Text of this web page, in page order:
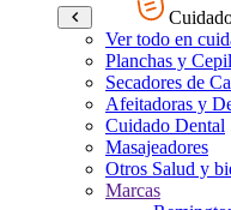
Ver todo en
Planchas y
Secadores de
Afeitadoras y
Cuidado Dental
Masajeadores
Otros Salud y
Marcas